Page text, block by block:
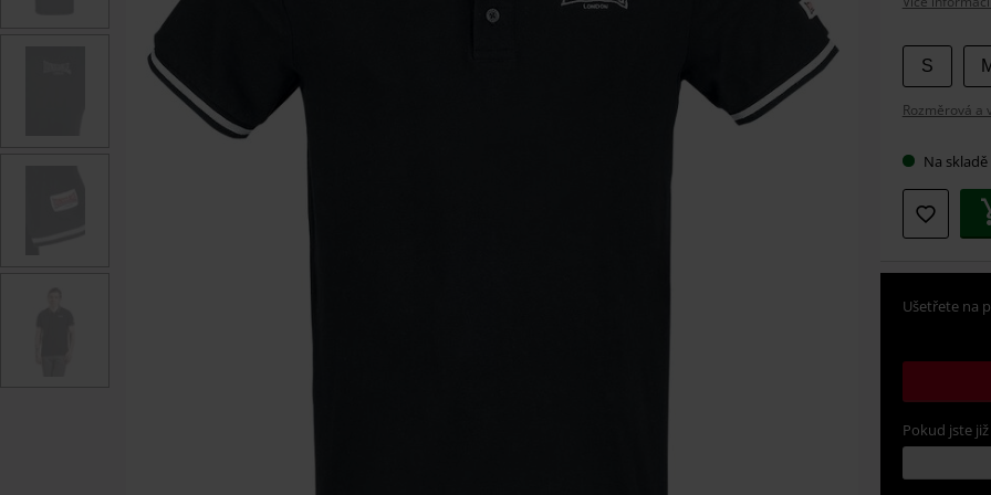
si
S
Rozměrová a
Na skladě
Ušetřete na
Pokud jste